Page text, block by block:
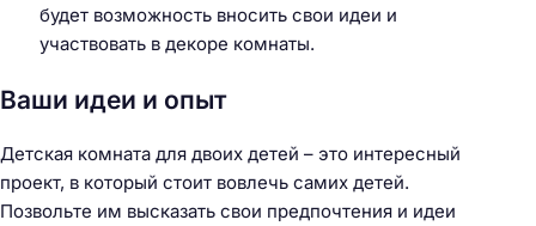
будет возможность вносить свои идеи и
участвовать в декоре комнаты.
Ваши идеи и опыт
Детская комната для двоих детей – это интересный
проект, в который стоит вовлечь самих детей.
Позвольте им высказать свои предпочтения и идеи